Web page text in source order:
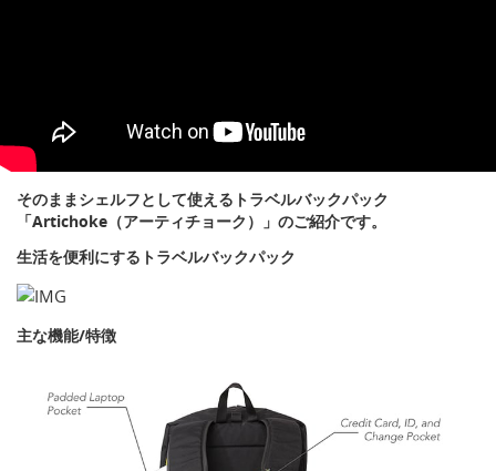
そのままシェルフとして使えるトラベルバックパック
「Artichoke（アーティチョーク）」のご紹介です。
生活を便利にするトラベルバックパック
主な機能/特徴